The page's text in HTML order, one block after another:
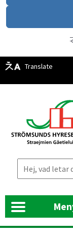
Translate